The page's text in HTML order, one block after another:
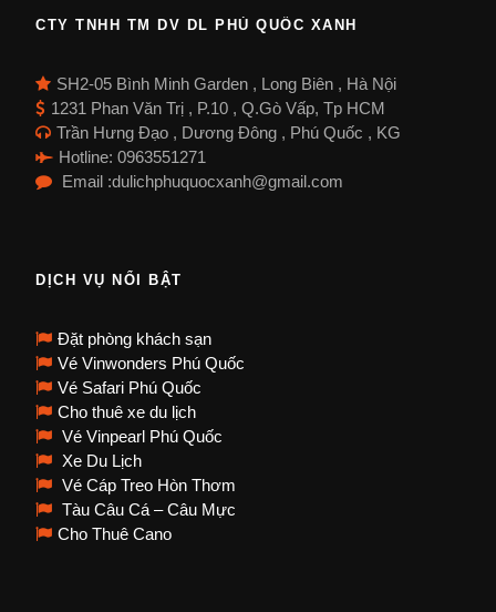
CTY TNHH TM DV DL PHÚ QUỐC XANH
SH2-05 Bình Minh Garden , Long Biên , Hà Nội
1231 Phan Văn Trị , P.10 , Q.Gò Vấp, Tp HCM
Trần Hưng Đạo , Dương Đông , Phú Quốc , KG
Hotline: 0963551271
Email :dulichphuquocxanh@gmail.com
DỊCH VỤ NỔI BẬT
Đặt phòng khách sạn
Vé Vinwonders Phú Quốc
Vé Safari Phú Quốc
Cho thuê xe du lịch
Vé Vinpearl Phú Quốc
Xe Du Lịch
Vé Cáp Treo Hòn Thơm
Tàu Câu Cá – Câu Mực
Cho Thuê Cano